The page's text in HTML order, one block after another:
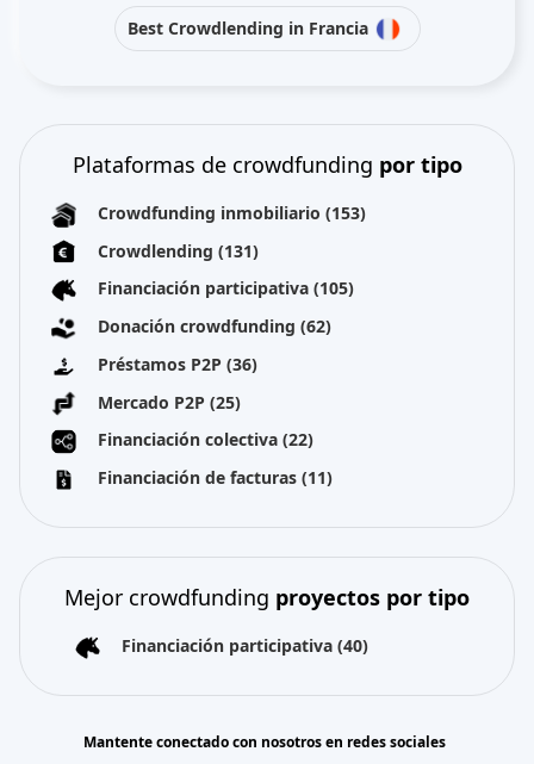
Best Crowdlending in Francia
Plataformas de crowdfunding por tipo
Crowdfunding inmobiliario (153)
Crowdlending (131)
Financiación participativa (105)
Donación crowdfunding (62)
Préstamos P2P (36)
Mercado P2P (25)
Financiación colectiva (22)
Financiación de facturas (11)
Mejor crowdfunding proyectos por tipo
Financiación participativa (40)
Mantente conectado con nosotros en redes sociales